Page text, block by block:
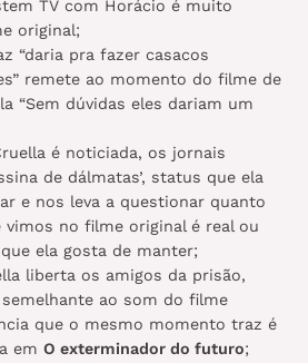
TV com Horácio é muito
original;
“daria pra fazer casacos
remete ao momento do filme de
“Sem dúvidas eles dariam um
é noticiada, os jornais
de dálmatas’, status que ela
e nos leva a questionar quanto
vimos no filme original é real ou
ela gosta de manter;
liberta os amigos da prisão,
ao som do filme
que o mesmo momento traz é
em O exterminador do futuro;